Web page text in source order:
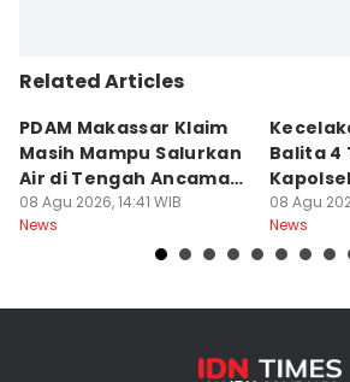
Related Articles
PDAM Makassar Klaim
Masih Mampu Salurkan
Air di Tengah Ancaman
Kekeringan
08 Agu 2026, 14:41 WIB
News
Balita 4
08 Agu
News